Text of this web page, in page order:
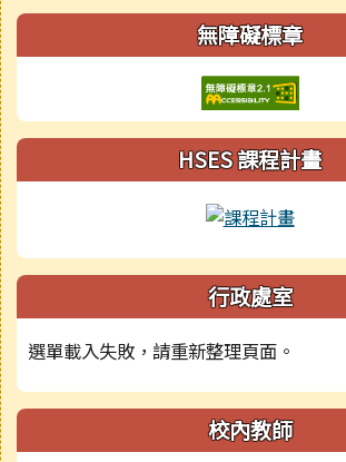
無障礙標章
HSES 課程計畫
行政處室
選單載入失敗，請重新整理頁面。
校內教師